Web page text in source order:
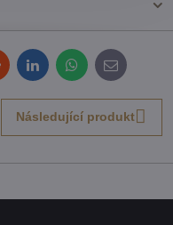
LinkedInWhatsApp
E-
mail
Následující produkt